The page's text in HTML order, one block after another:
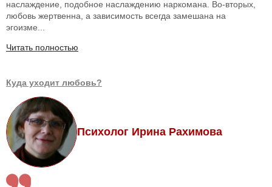
наслаждение, подобное наслаждению наркомана. Во-вторых,
любовь жертвенна, а зависимость всегда замешана на
эгоизме...
Читать полностью
Куда уходит любовь?
Психолог Ирина Рахимова